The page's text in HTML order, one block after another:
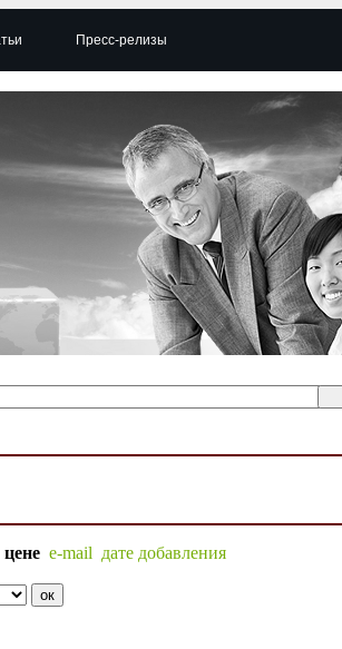
Пресс-релизы
цене e-mail дате добавления